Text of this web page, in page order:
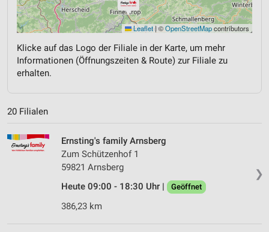
Leaflet|©OpenStreetMapcontributors
Klicke auf das Logo der Filiale in der Karte, um mehr
Informationen (Öffnungszeiten & Route) zur Filiale zu
erhalten.
20 Filialen
❯
Ernsting's family Arnsberg
Zum Schützenhof 1
59821 Arnsberg
Heute 09:00 - 18:30 Uhr |
Geöffnet
386,23 km